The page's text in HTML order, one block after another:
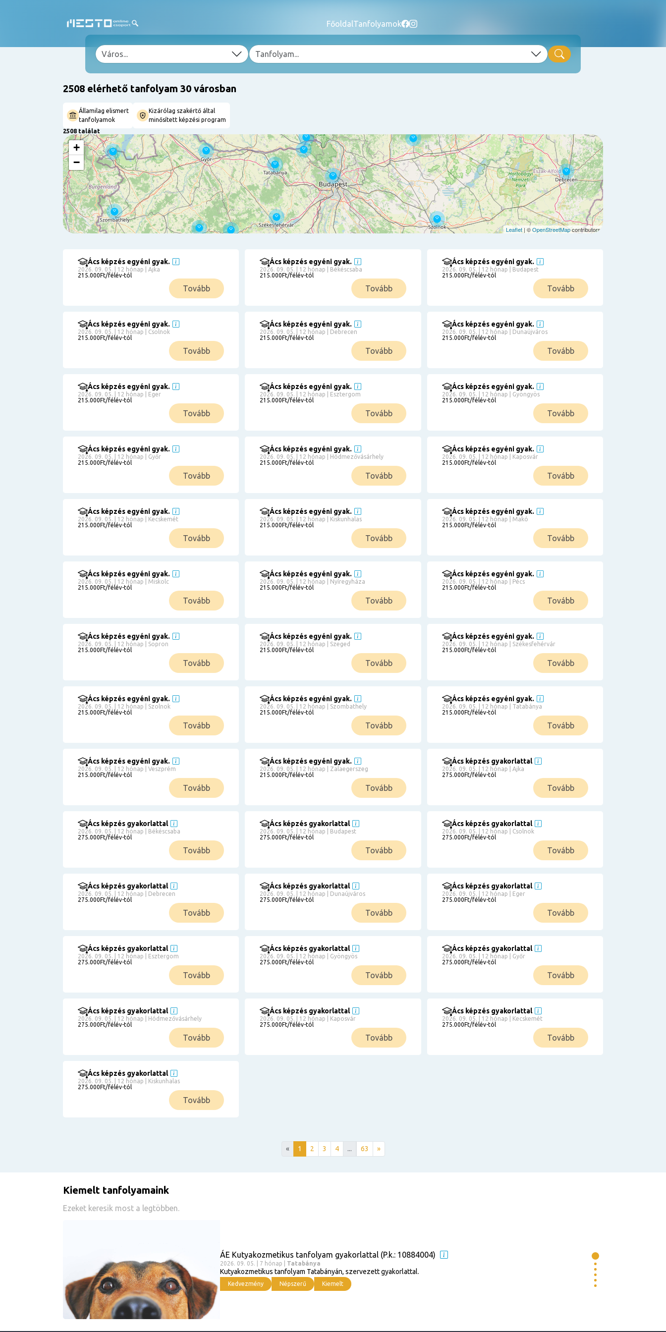
Főoldal Tanfolyamok
2508 elérhető tanfolyam 30 városban
Államilag elismert
tanfolyamok
Kizárólag szakértő által
minősített képzési program
2508 találat
+
−
Leaflet | ©OpenStreetMapcontributors
Szűrés
Érettségi
Részletfizetéssel
Ács képzés egyéni gyak.
2026. 09. 05. | 12 hónap | Ajka
215.000Ft/félév-tól
Tovább
Ács képzés egyéni gyak.
2026. 09. 05. | 12 hónap | Békéscsaba
215.000Ft/félév-tól
Tovább
Ács képzés egyéni gyak.
2026. 09. 05. | 12 hónap | Budapest
215.000Ft/félév-tól
Tovább
Ács képzés egyéni gyak.
2026. 09. 05. | 12 hónap | Csolnok
215.000Ft/félév-tól
Tovább
Ács képzés egyéni gyak.
2026. 09. 05. | 12 hónap | Debrecen
215.000Ft/félév-tól
Tovább
Ács képzés egyéni gyak.
2026. 09. 05. | 12 hónap | Dunaújváros
215.000Ft/félév-tól
Tovább
Ács képzés egyéni gyak.
2026. 09. 05. | 12 hónap | Eger
215.000Ft/félév-tól
Tovább
Ács képzés egyéni gyak.
2026. 09. 05. | 12 hónap | Esztergom
215.000Ft/félév-tól
Tovább
Ács képzés egyéni gyak.
2026. 09. 05. | 12 hónap | Gyöngyös
215.000Ft/félév-tól
Tovább
Ács képzés egyéni gyak.
2026. 09. 05. | 12 hónap | Győr
215.000Ft/félév-tól
Tovább
Ács képzés egyéni gyak.
2026. 09. 05. | 12 hónap | Hódmezővásárhely
215.000Ft/félév-tól
Tovább
Ács képzés egyéni gyak.
2026. 09. 05. | 12 hónap | Kaposvár
215.000Ft/félév-tól
Tovább
Ács képzés egyéni gyak.
2026. 09. 05. | 12 hónap | Kecskemét
215.000Ft/félév-tól
Tovább
Ács képzés egyéni gyak.
2026. 09. 05. | 12 hónap | Kiskunhalas
215.000Ft/félév-tól
Tovább
Ács képzés egyéni gyak.
2026. 09. 05. | 12 hónap | Makó
215.000Ft/félév-tól
Tovább
Ács képzés egyéni gyak.
2026. 09. 05. | 12 hónap | Miskolc
215.000Ft/félév-tól
Tovább
Ács képzés egyéni gyak.
2026. 09. 05. | 12 hónap | Nyíregyháza
215.000Ft/félév-tól
Tovább
Ács képzés egyéni gyak.
2026. 09. 05. | 12 hónap | Pécs
215.000Ft/félév-tól
Tovább
Ács képzés egyéni gyak.
2026. 09. 05. | 12 hónap | Sopron
215.000Ft/félév-tól
Tovább
Ács képzés egyéni gyak.
2026. 09. 05. | 12 hónap | Szeged
215.000Ft/félév-tól
Tovább
Ács képzés egyéni gyak.
2026. 09. 05. | 12 hónap | Székesfehérvár
215.000Ft/félév-tól
Tovább
Ács képzés egyéni gyak.
2026. 09. 05. | 12 hónap | Szolnok
215.000Ft/félév-tól
Tovább
Ács képzés egyéni gyak.
2026. 09. 05. | 12 hónap | Szombathely
215.000Ft/félév-tól
Tovább
Ács képzés egyéni gyak.
2026. 09. 05. | 12 hónap | Tatabánya
215.000Ft/félév-tól
Tovább
Ács képzés egyéni gyak.
2026. 09. 05. | 12 hónap | Veszprém
215.000Ft/félév-tól
Tovább
Ács képzés egyéni gyak.
2026. 09. 05. | 12 hónap | Zalaegerszeg
215.000Ft/félév-tól
Tovább
Ács képzés gyakorlattal
2026. 09. 05. | 12 hónap | Ajka
275.000Ft/félév-tól
Tovább
Ács képzés gyakorlattal
2026. 09. 05. | 12 hónap | Békéscsaba
275.000Ft/félév-tól
Tovább
Ács képzés gyakorlattal
2026. 09. 05. | 12 hónap | Budapest
275.000Ft/félév-tól
Tovább
Ács képzés gyakorlattal
2026. 09. 05. | 12 hónap | Csolnok
275.000Ft/félév-tól
Tovább
Ács képzés gyakorlattal
2026. 09. 05. | 12 hónap | Debrecen
275.000Ft/félév-tól
Tovább
Ács képzés gyakorlattal
2026. 09. 05. | 12 hónap | Dunaújváros
275.000Ft/félév-tól
Tovább
Ács képzés gyakorlattal
2026. 09. 05. | 12 hónap | Eger
275.000Ft/félév-tól
Tovább
Ács képzés gyakorlattal
2026. 09. 05. | 12 hónap | Esztergom
275.000Ft/félév-tól
Tovább
Ács képzés gyakorlattal
2026. 09. 05. | 12 hónap | Gyöngyös
275.000Ft/félév-tól
Tovább
Ács képzés gyakorlattal
2026. 09. 05. | 12 hónap | Győr
275.000Ft/félév-tól
Tovább
Ács képzés gyakorlattal
2026. 09. 05. | 12 hónap | Hódmezővásárhely
275.000Ft/félév-tól
Tovább
Ács képzés gyakorlattal
2026. 09. 05. | 12 hónap | Kaposvár
275.000Ft/félév-tól
Tovább
Ács képzés gyakorlattal
2026. 09. 05. | 12 hónap | Kecskemét
275.000Ft/félév-tól
Tovább
Ács képzés gyakorlattal
2026. 09. 05. | 12 hónap | Kiskunhalas
275.000Ft/félév-tól
Tovább
« 1 2 3 4 ... 63 »
Kiemelt tanfolyamaink
Ezeket keresik most a legtöbben.
ÁE Kutyakozmetikus tanfolyam gyakorlattal (P.k.: 10884004)
2026. 09. 05. | 7 hónap | Tatabánya
Kutyakozmetikus tanfolyam Tatabányán, szervezett gyakorlattal.
Kedvezmény Népszerű Kiemelt